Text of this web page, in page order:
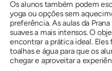
Os alunos também podem
yoga ou opções sem
preferência. As aulas da
suaves a mais intensos. O
encontrar a prática ideal.
toalhas e água para que os
chegar e aproveitar a